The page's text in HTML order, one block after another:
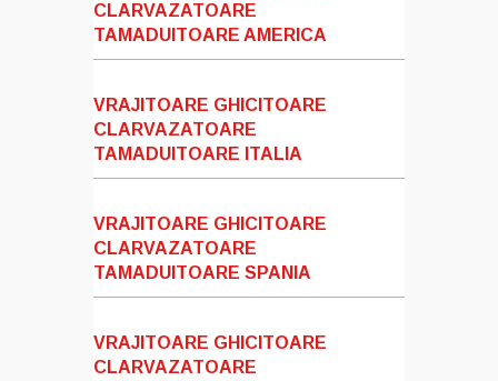
CLARVAZATOARE
TAMADUITOARE AMERICA
VRAJITOARE GHICITOARE
CLARVAZATOARE
TAMADUITOARE ITALIA
VRAJITOARE GHICITOARE
CLARVAZATOARE
TAMADUITOARE SPANIA
VRAJITOARE GHICITOARE
CLARVAZATOARE